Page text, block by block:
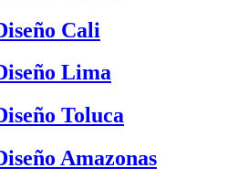
Cali
Lima
Toluca
Amazonas